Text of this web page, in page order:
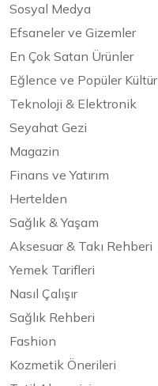
Sosyal Medya
Efsaneler ve Gizemler
En Çok Satan Ürünler
Eğlence ve Popüler Kültür
Teknoloji & Elektronik
Seyahat Gezi
Magazin
Finans ve Yatırım
Hertelden
Sağlık & Yaşam
Aksesuar & Takı Rehberi
Yemek Tarifleri
Nasıl Çalışır
Sağlık Rehberi
Fashion
Kozmetik Önerileri